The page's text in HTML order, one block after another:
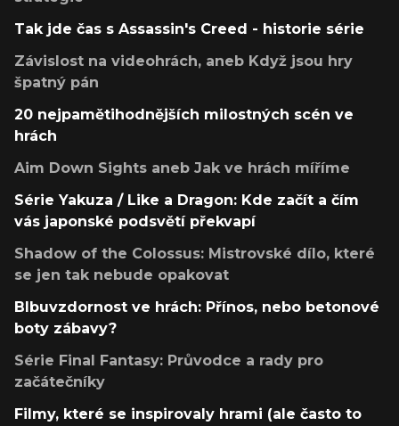
Tak jde čas s Assassin's Creed - historie série
Závislost na videohrách, aneb Když jsou hry
špatný pán
20 nejpamětihodnějších milostných scén ve
hrách
Aim Down Sights aneb Jak ve hrách míříme
Série Yakuza / Like a Dragon: Kde začít a čím
vás japonské podsvětí překvapí
Shadow of the Colossus: Mistrovské dílo, které
se jen tak nebude opakovat
Blbuvzdornost ve hrách: Přínos, nebo betonové
boty zábavy?
Série Final Fantasy: Průvodce a rady pro
začátečníky
Filmy, které se inspirovaly hrami (ale často to